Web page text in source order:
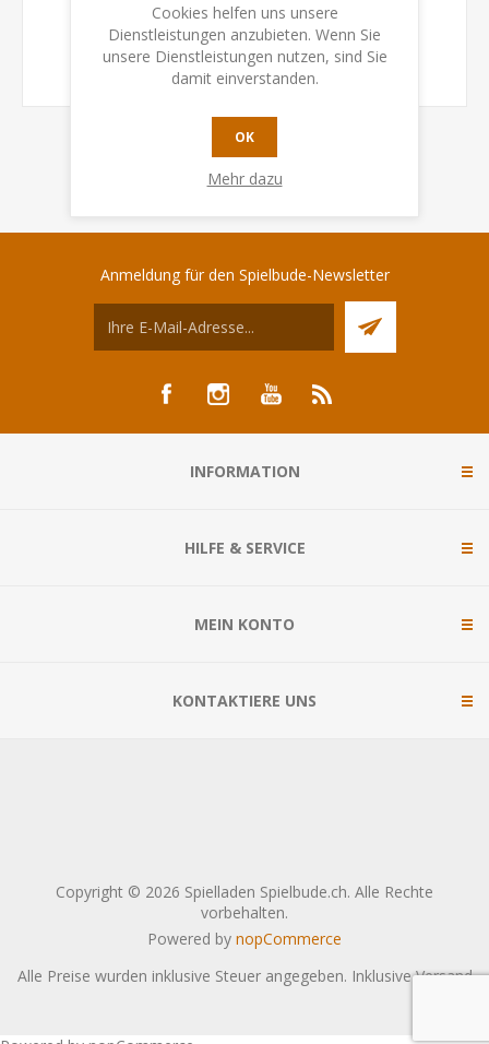
BEWERTUNG ÜBERMITTELN
Anmeldung für den Spielbude-Newsletter
INFORMATION
HILFE & SERVICE
MEIN KONTO
KONTAKTIERE UNS
Copyright © 2026 Spielladen Spielbude.ch. Alle Rechte
vorbehalten.
Powered by nopCommerce
Alle Preise wurden inklusive Steuer angegeben. InklusiveVersand
Cookies helfen uns unsere
Dienstleistungen anzubieten. Wenn Sie
unsere Dienstleistungen nutzen, sind Sie
damit einverstanden.
OK
Mehr dazu